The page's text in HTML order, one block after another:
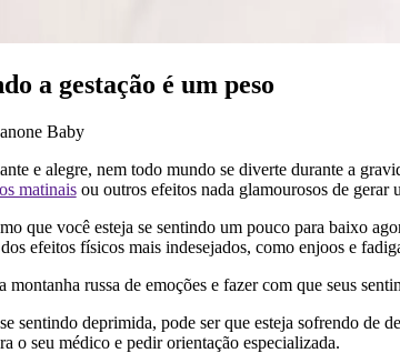
a gestação é um peso
Baby
e alegre, nem todo mundo se diverte durante a
matinaisou outros efeitos nada glamourosos de gerar
que você esteja se sentindo um pouco para baixo
efeitos físicos mais indesejados, como enjoos e
russa de emoções e fazer com que seus
sentindo deprimida, pode ser que esteja sofrendo de
o seu médico e pedir orientação especializada.